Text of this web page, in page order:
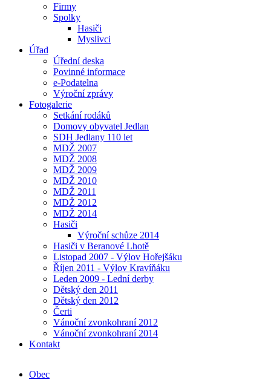
Firmy
Spolky
Hasiči
Myslivci
Úřad
Úřední deska
Povinné informace
e-Podatelna
Výroční zprávy
Fotogalerie
Setkání rodáků
Domovy obyvatel Jedlan
SDH Jedlany 110 let
MDŽ 2007
MDŽ 2008
MDŽ 2009
MDŽ 2010
MDŽ 2011
MDŽ 2012
MDŽ 2014
Hasiči
Výroční schůze 2014
Hasiči v Beranové Lhotě
Listopad 2007 - Výlov Hořejšáku
Říjen 2011 - Výlov Kravíňáku
Leden 2009 - Lední derby
Dětský den 2011
Dětský den 2012
Čerti
Vánoční zvonkohraní 2012
Vánoční zvonkohraní 2014
Kontakt
Obec